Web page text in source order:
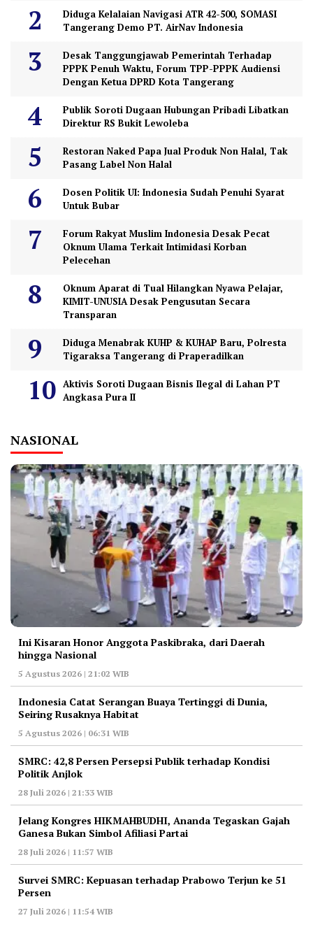
Diduga Kelalaian Navigasi ATR 42-500, SOMASI
Tangerang Demo PT. AirNav Indonesia
Desak Tanggungjawab Pemerintah Terhadap
PPPK Penuh Waktu, Forum TPP-PPPK Audiensi
Dengan Ketua DPRD Kota Tangerang
Publik Soroti Dugaan Hubungan Pribadi Libatkan
Direktur RS Bukit Lewoleba
Restoran Naked Papa Jual Produk Non Halal, Tak
Pasang Label Non Halal
Dosen Politik UI: Indonesia Sudah Penuhi Syarat
Untuk Bubar
Forum Rakyat Muslim Indonesia Desak Pecat
Oknum Ulama Terkait Intimidasi Korban
Pelecehan
Oknum Aparat di Tual Hilangkan Nyawa Pelajar,
KIMIT-UNUSIA Desak Pengusutan Secara
Transparan
Diduga Menabrak KUHP & KUHAP Baru, Polresta
Tigaraksa Tangerang di Praperadilkan
Aktivis Soroti Dugaan Bisnis Ilegal di Lahan PT
Angkasa Pura II
NASIONAL
Ini Kisaran Honor Anggota Paskibraka, dari Daerah
hingga Nasional
5 Agustus 2026 | 21:02 WIB
Indonesia Catat Serangan Buaya Tertinggi di Dunia,
Seiring Rusaknya Habitat
5 Agustus 2026 | 06:31 WIB
‎SMRC: 42,8 Persen Persepsi Publik terhadap Kondisi
Politik Anjlok
28 Juli 2026 | 21:33 WIB
‎Jelang Kongres HIKMAHBUDHI, Ananda Tegaskan Gajah
Ganesa Bukan Simbol Afiliasi Partai
28 Juli 2026 | 11:57 WIB
‎Survei SMRC: Kepuasan terhadap Prabowo Terjun ke 51
Persen
27 Juli 2026 | 11:54 WIB